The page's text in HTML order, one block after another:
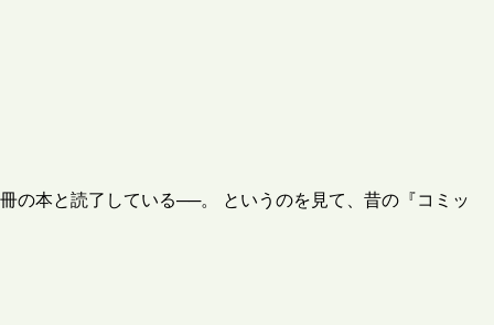
の本と読了している──。 というのを見て、昔の『コミッ